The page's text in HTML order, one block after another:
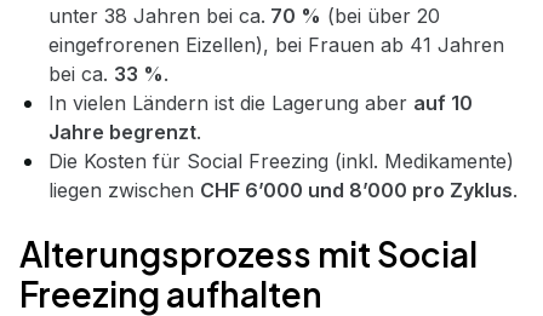
unter 38 Jahren bei ca. 70 % (bei über 20
eingefrorenen Eizellen), bei Frauen ab 41 Jahren
bei ca. 33 %.
In vielen Ländern ist die Lagerung aber auf 10
Jahre begrenzt.
Die Kosten für Social Freezing (inkl. Medikamente)
liegen zwischen CHF 6’000 und 8’000 pro Zyklus.
Alterungsprozess mit Social
Freezing aufhalten